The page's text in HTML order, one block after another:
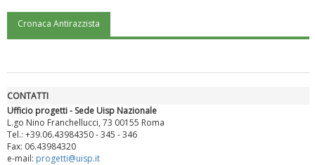
"Superare gli ostacoli": la relazione di Tiziano Pesce al CN Uisp
Cronaca Antirazzista
CONTATTI
Ufficio progetti - Sede Uisp Nazionale
L.go Nino Franchellucci, 73 00155 Roma
Tel.: +39.06.43984350 - 345 - 346
Fax: 06.43984320
e-mail: progetti@uisp.it